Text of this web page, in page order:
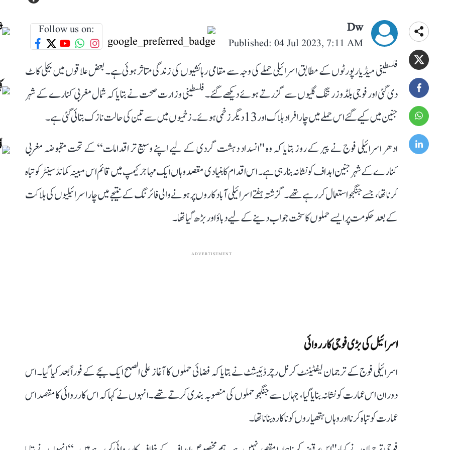
Dw
Published: 04 Jul 2023, 7:11 AM
Follow us on:
فلسطینی میڈیا رپورٹوں کے مطابق اسرائیلی حملے کی وجہ سے مقامی رہائشیوں کی زندگی متاثر ہوئی ہے۔ بعض علاقوں میں بجلی کاٹ
دی گئی اور فوجی بلڈوزر تنگ گلیوں سے گزرتے ہوئے دیکھے گئے۔ فلسطینی وزارت صحت نے بتایا کہ شمال مغربی کنارے کے شہر
جنین میں کیے گئے اس حملے میں چار افراد ہلاک اور 13 دیگر زخمی ہوئے۔ زخمیوں میں سے تین کی حالت نازک بتائی گئی ہے۔
ادھر اسرائیلی فوج نے پیر کے روز بتایا کہ وہ ''انسداد دہشت گردی کے لیے اپنے وسیع تر اقدامات‘‘ کے تحت مقبوضہ مغربی
کنارے کے شہر جنین اہداف کو نشانہ بنا رہی ہے۔ اس اقدام کا بنیادی مقصد وہاں ایک مہاجر کیمپ میں قائم اس مبینہ کمانڈ سینٹر کو تباہ
کرنا تھا، جسے جنگجو استعمال کر رہے تھے۔ گزشتہ ہفتے اسرائیلی آباد کاروں پر ہونے والی فائرنگ کے نتیجے میں چار اسرائیلیوں کی ہلاکت
کے بعد حکومت پر ایسے حملوں کا سخت جواب دینے کے لیے دباؤ اور بڑھ گیا تھا۔
ADVERTISEMENT
اسرائیل کی بڑی فوجی کارروائی
اسرائیلی فوج کے ترجمان لیفٹیننٹ کرنل رچرڈ ہَیشٹ نے بتایا کہ فضائی حملوں کا آغاز علی الصبح ایک بجے کے فوراً بعد کیا گیا۔ اس
دوران اس عمارت کو نشانہ بنایا گیا، جہاں سے جنگجو حملوں کی منصوبہ بندی کرتے تھے۔ انہوں نے کہا کہ اس کارروائی کا مقصد اس
عمارت کو تباہ کرنا اور وہاں ہتھیاروں کو ناکارہ بنانا تھا۔